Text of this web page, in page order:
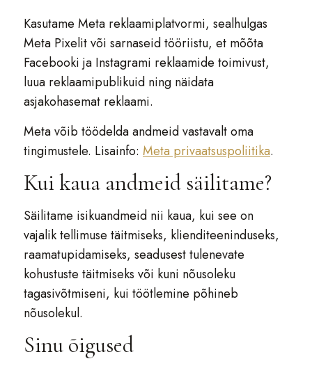
Kasutame Meta reklaamiplatvormi, sealhulgas
Meta Pixelit või sarnaseid tööriistu, et mõõta
Facebooki ja Instagrami reklaamide toimivust,
luua reklaamipublikuid ning näidata
asjakohasemat reklaami.
Meta võib töödelda andmeid vastavalt oma
tingimustele. Lisainfo: Meta privaatsuspoliitika.
Kui kaua andmeid säilitame?
Säilitame isikuandmeid nii kaua, kui see on
vajalik tellimuse täitmiseks, klienditeeninduseks,
raamatupidamiseks, seadusest tulenevate
kohustuste täitmiseks või kuni nõusoleku
tagasivõtmiseni, kui töötlemine põhineb
nõusolekul.
Sinu õigused